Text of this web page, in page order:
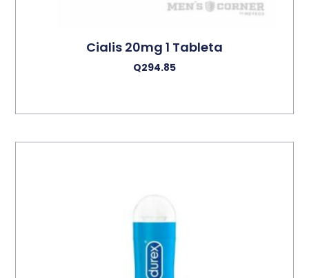
Cialis 20mg 1 Tableta
Q294.85